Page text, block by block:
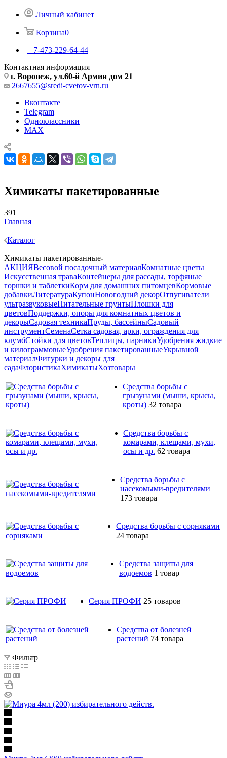
Личный кабинет
Корзина0
+7-473-229-64-44
Контактная информация
г. Воронеж, ул.60-й Армии дом 21
2667655@sredi-cvetov-vrn.ru
Вконтакте
Telegram
Одноклассники
MAX
Химикаты пакетированные
391
Главная
—
Каталог
—
Химикаты пакетированные
АКЦИЯВесовой посадочный материалКомнатные цветы
Искусственная траваКонтейнеры для рассады, торфяные
горшки и таблеткиКорм для домашних питомцевКормовые
добавкиЛитератураКупонНовогодний декорОтпугиватели
ультразвуковыеПитательные грунтыПлошки для
цветовПоддержки, опоры для комнатных цветов и
декорыСадовая техникаПруды, бассейныСадовый
инструментСеменаСетка садовая, арки, ограждения для
клумбСтойки для цветовТеплицы, парникиУдобрения жидкие
и килограммовыеУдобрения пакетированныеУкрывной
материалФигурки и декоры для
садаФлористикаХимикатыХозтовары
Средства борьбы с
грызунами (мыши, крысы,
кроты) 32 товара
Средства борьбы с
комарами, клещами, мухи,
осы и др. 62 товара
Средства борьбы с
насекомыми-вредителями
173 товара
Средства борьбы с сорняками
24 товара
Средства защиты для
водоемов 1 товар
Серия ПРОФИ 25 товаров
Средства от болезней
растений 74 товара
Фильтр